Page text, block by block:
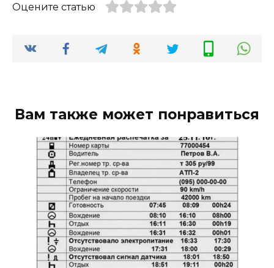
Оцените статью
Вам также может понравиться